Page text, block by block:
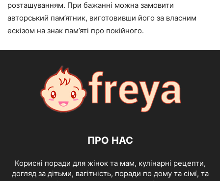
розташуванням. При бажанні можна замовити
авторський пам’ятник, виготовивши його за власним
ескізом на знак пам’яті про покійного.
ПРО НАС
Корисні поради для жінок та мам, кулінарні рецепти,
догляд за дітьми, вагітність, поради по дому та сімї, та